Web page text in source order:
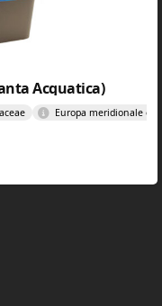
Acquatica)
Europa meridionale e